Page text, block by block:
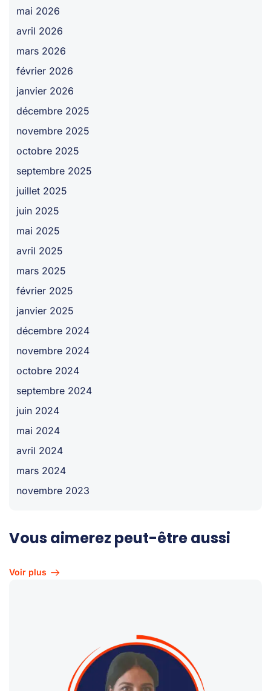
mai 2026
avril 2026
mars 2026
février 2026
janvier 2026
décembre 2025
novembre 2025
octobre 2025
septembre 2025
juillet 2025
juin 2025
mai 2025
avril 2025
mars 2025
février 2025
janvier 2025
décembre 2024
novembre 2024
octobre 2024
septembre 2024
juin 2024
mai 2024
avril 2024
mars 2024
novembre 2023
Vous aimerez peut-être aussi
Voir plus